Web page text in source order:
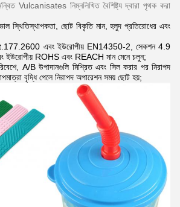
Vulcanisates নিম্নলিখিত বৈশিষ্ট্য দ্বারা পৃথক করা
স্থিতিস্থাপকতা, ছোট বিকৃতি মান, হলুদ প্রতিরোধের এবং
এবং ইউরোপীয় EN14350-2, সেকশন 4.9
ইউরোপীয় ROHS এবং REACH মান মেনে চলুন;
A/B উপাদানগুলি মিশ্রিত এবং সিল করার পর নিরাপদ
বৃদ্ধি পেলে নিরাপদ অপারেশন সময় ছোট হয়;